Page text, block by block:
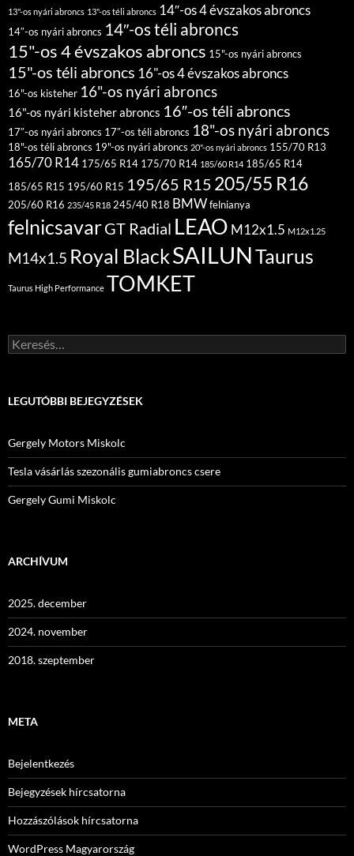
13"-os nyári abroncs 13"-os téli abroncs 14″-os 4 évszakos abroncs
14″-os nyári abroncs 14″-os téli abroncs
15"-os 4 évszakos abroncs 15"-os nyári abroncs
15"-os téli abroncs 16"-os 4 évszakos abroncs
16"-os kisteher 16"-os nyári abroncs
16"-os nyári kisteher abroncs 16″-os téli abroncs
17″-os nyári abroncs 17″-os téli abroncs 18"-os nyári abroncs
18"-os téli abroncs 19"-os nyári abroncs 20"-os nyári abroncs 155/70 R13
165/70 R14 175/65 R14 175/70 R14 185/60 R14 185/65 R14
185/65 R15 195/60 R15 195/65 R15 205/55 R16
205/60 R16 235/45 R18 245/40 R18 BMWfelnianya
felnicsavarGT Radial LEAO M12x1.5 M12x1.25
M14x1.5 Royal BlackSAILUNTaurus
Taurus High Performance TOMKET
Keresés:
LEGUTÓBBI BEJEGYZÉSEK
Gergely Motors Miskolc
Tesla vásárlás szezonális gumiabroncs csere
Gergely Gumi Miskolc
ARCHÍVUM
2025. december
2024. november
2018. szeptember
META
Bejelentkezés
Bejegyzések hírcsatorna
Hozzászólások hírcsatorna
WordPress Magyarország